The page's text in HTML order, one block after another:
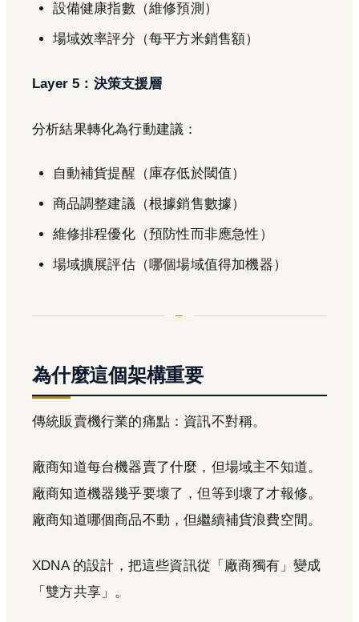
設備健康指數（維修預測）
場域效率評分（每平方米銷售額）
Layer 5：決策支援層
分析結果轉化為行動建議：
自動補貨提醒（庫存低於閾值）
商品調整建議（根據銷售數據）
維修排程優化（預防性而非應急性）
場域擴展評估（哪個場域值得加機器）
為什麼這個架構重要
傳統販賣機行業的痛點：資訊不對稱。
廠商知道每台機器賣了什麼，但場域主不知道。
廠商知道機器幾乎要壞了，但等到壞了才報修。
廠商知道哪個商品不動，但繼續補貨浪費空間。
XDNA 的設計，把這些資訊從「廠商獨有」變成
「雙方共享」。